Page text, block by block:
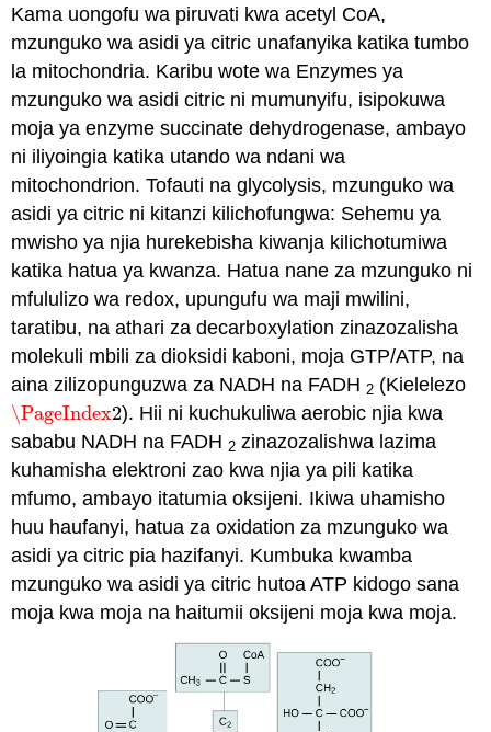
Kama uongofu wa piruvati kwa acetyl CoA,
mzunguko wa asidi ya citric unafanyika katika tumbo
la mitochondria. Karibu wote wa Enzymes ya
mzunguko wa asidi citric ni mumunyifu, isipokuwa
moja ya enzyme succinate dehydrogenase, ambayo
ni iliyoingia katika utando wa ndani wa
mitochondrion. Tofauti na glycolysis, mzunguko wa
asidi ya citric ni kitanzi kilichofungwa: Sehemu ya
mwisho ya njia hurekebisha kiwanja kilichotumiwa
katika hatua ya kwanza. Hatua nane za mzunguko ni
mfululizo wa redox, upungufu wa maji mwilini,
taratibu, na athari za decarboxylation zinazozalisha
molekuli mbili za dioksidi kaboni, moja GTP/ATP, na
aina zilizopunguzwa za NADH na FADH 2 (Kielelezo
\PageIndex2
\PageIndex2). Hii ni kuchukuliwa aerobic njia kwa
sababu NADH na FADH 2 zinazozalishwa lazima
kuhamisha elektroni zao kwa njia ya pili katika
mfumo, ambayo itatumia oksijeni. Ikiwa uhamisho
huu haufanyi, hatua za oxidation za mzunguko wa
asidi ya citric pia hazifanyi. Kumbuka kwamba
mzunguko wa asidi ya citric hutoa ATP kidogo sana
moja kwa moja na haitumii oksijeni moja kwa moja.